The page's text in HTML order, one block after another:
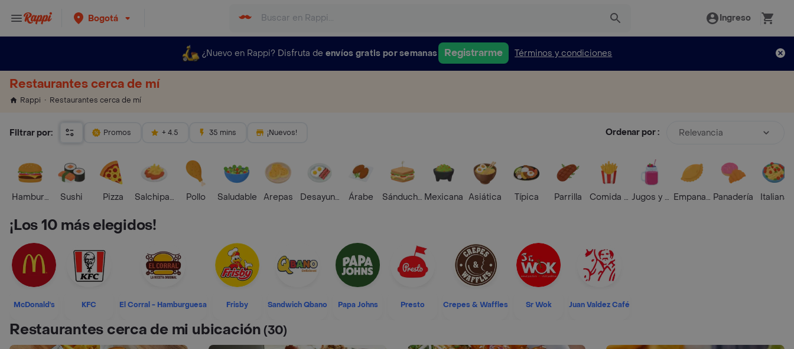
Bogotá Ingreso
¿Nuevo en Rappi? Disfruta de envíos gratis por semanas Registrarme Términos y condiciones
Restaurantes cerca de mí
Rappi Restaurantes cerca de mí
Filtrar por: Promos + 4.5 35 mins ¡Nuevos! Ordenar por : Relevancia
HamburguesaSushi Pizza Salchipapas Pollo Saludable Arepas Desayunos Árabe SánduchesMexicana Asiática Típica Parrilla Comida RápidaJugos y BatidosEmpanadasPanadería Italiana
¡Los 10 más elegidos!
McDonald's KFC El Corral - Hamburguesa Frisby Sandwich Qbano Papa Johns Presto Crepes & Waffles Sr Wok Juan Valdez Café
Restaurantes cerca de mi ubicación(30)